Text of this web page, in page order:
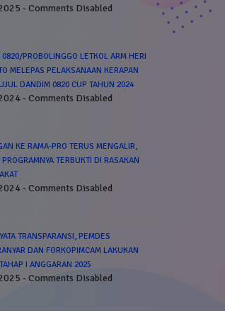
- Comments Disabled
PROBOLINGGO LETKOL ARM HERI
MELEPAS PELAKSANAAN KERAPAN
DANDIM 0820 CUP TAHUN 2024
- Comments Disabled
KE RAMA-PRO TERUS MENGALIR,
TERBUKTI DI RASAKAN
- Comments Disabled
TRANSPARANSI, PEMDES
DAN FORKOPIMCAM LAKUKAN
I ANGGARAN 2025
- Comments Disabled